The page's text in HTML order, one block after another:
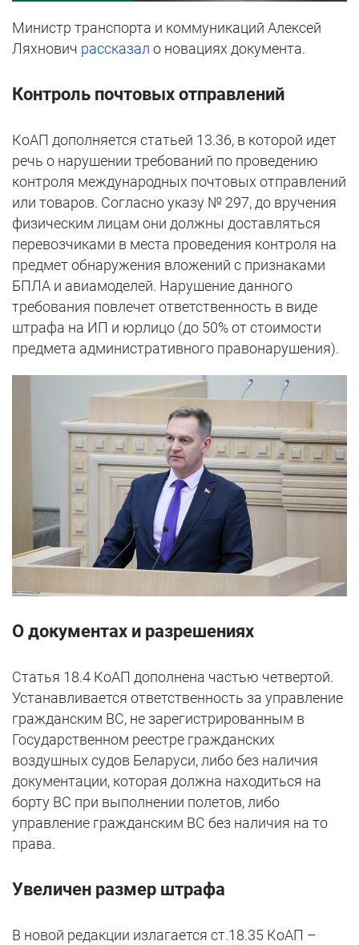
Министр транспорта и коммуникаций Алексей
Ляхнович рассказал о новациях документа.
Контроль почтовых отправлений
КоАП дополняется статьей 13.36, в которой идет
речь о нарушении требований по проведению
контроля международных почтовых отправлений
или товаров. Согласно указу № 297, до вручения
физическим лицам они должны доставляться
перевозчиками в места проведения контроля на
предмет обнаружения вложений с признаками
БПЛА и авиамоделей. Нарушение данного
требования повлечет ответственность в виде
штрафа на ИП и юрлицо (до 50% от стоимости
предмета административного правонарушения).
О документах и разрешениях
Статья 18.4 КоАП дополнена частью четвертой.
Устанавливается ответственность за управление
гражданским ВС, не зарегистрированным в
Государственном реестре гражданских
воздушных судов Беларуси, либо без наличия
документации, которая должна находиться на
борту ВС при выполнении полетов, либо
управление гражданским ВС без наличия на то
права.
Увеличен размер штрафа
В новой редакции излагается ст.18.35 КоАП –